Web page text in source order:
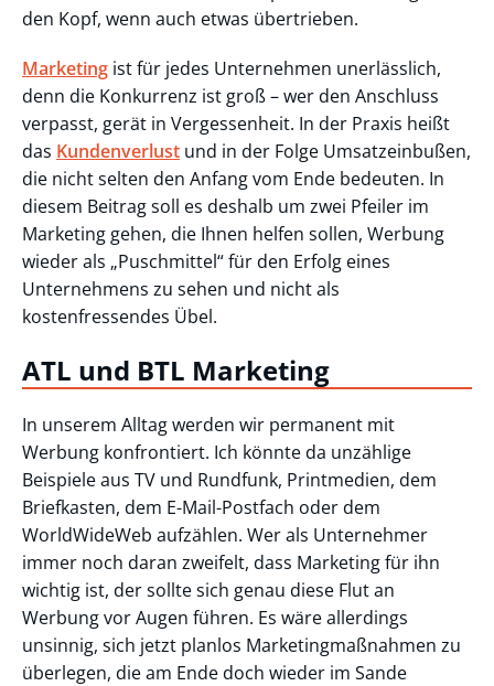
den Kopf, wenn auch etwas übertrieben.
Marketing ist für jedes Unternehmen unerlässlich,
denn die Konkurrenz ist groß – wer den Anschluss
verpasst, gerät in Vergessenheit. In der Praxis heißt
das Kundenverlust und in der Folge Umsatzeinbußen,
die nicht selten den Anfang vom Ende bedeuten. In
diesem Beitrag soll es deshalb um zwei Pfeiler im
Marketing gehen, die Ihnen helfen sollen, Werbung
wieder als „Puschmittel“ für den Erfolg eines
Unternehmens zu sehen und nicht als
kostenfressendes Übel.
ATL und BTL Marketing
In unserem Alltag werden wir permanent mit
Werbung konfrontiert. Ich könnte da unzählige
Beispiele aus TV und Rundfunk, Printmedien, dem
Briefkasten, dem E-Mail-Postfach oder dem
WorldWideWeb aufzählen. Wer als Unternehmer
immer noch daran zweifelt, dass Marketing für ihn
wichtig ist, der sollte sich genau diese Flut an
Werbung vor Augen führen. Es wäre allerdings
unsinnig, sich jetzt planlos Marketingmaßnahmen zu
überlegen, die am Ende doch wieder im Sande